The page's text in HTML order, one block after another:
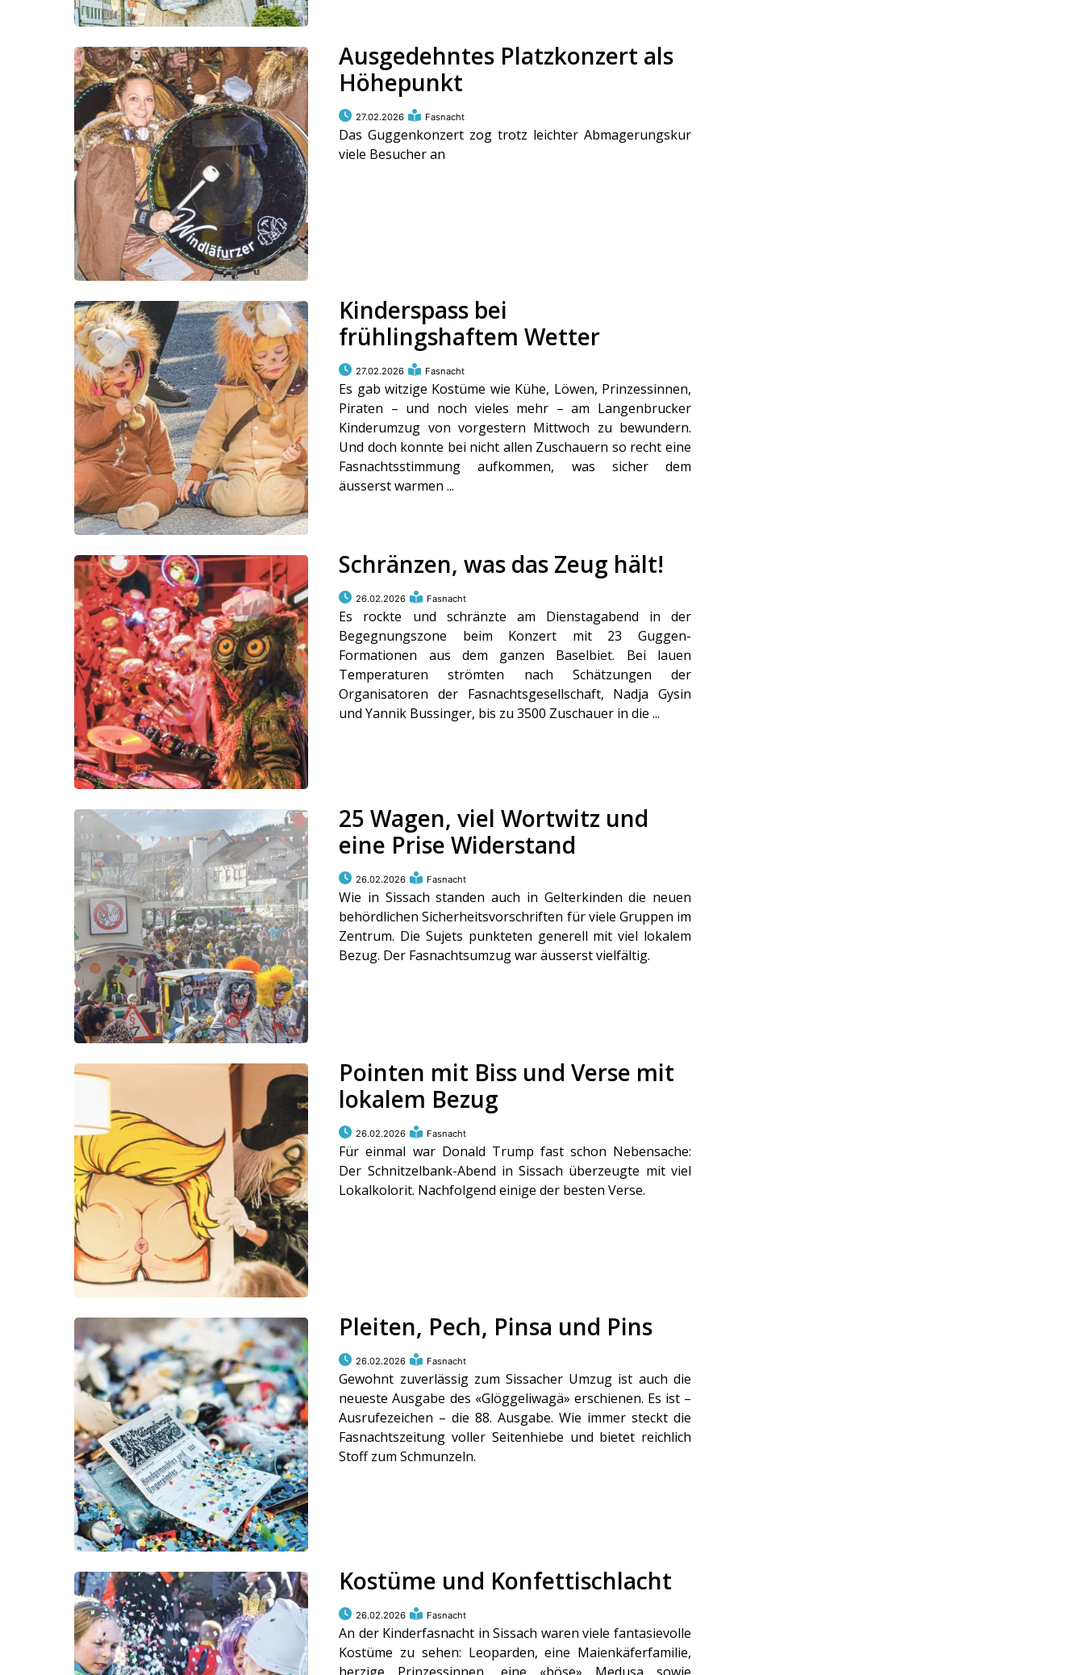
Ausgedehntes Platzkonzert als
Höhepunkt
27.02.2026 Fasnacht
Das Guggenkonzert zog trotz leichter Abmagerungskur
viele Besucher an
Kinderspass bei
frühlingshaftem Wetter
27.02.2026 Fasnacht
Es gab witzige Kostüme wie Kühe, Löwen, Prinzessinnen,
Piraten – und noch vieles mehr – am Langenbrucker
Kinderumzug von vorgestern Mittwoch zu bewundern.
Und doch konnte bei nicht allen Zuschauern so recht eine
Fasnachtsstimmung aufkommen, was sicher dem
äusserst warmen ...
Schränzen, was das Zeug hält!
26.02.2026 Fasnacht
Es rockte und schränzte am Dienstagabend in der
Begegnungszone beim Konzert mit 23 Guggen-
Formationen aus dem ganzen Baselbiet. Bei lauen
Temperaturen strömten nach Schätzungen der
Organisatoren der Fasnachtsgesellschaft, Nadja Gysin
und Yannik Bussinger, bis zu 3500 Zuschauer in die ...
25 Wagen, viel Wortwitz und
eine Prise Widerstand
26.02.2026 Fasnacht
Wie in Sissach standen auch in Gelterkinden die neuen
behördlichen Sicherheitsvorschriften für viele Gruppen im
Zentrum. Die Sujets punkteten generell mit viel lokalem
Bezug. Der Fasnachtsumzug war äusserst vielfältig.
Pointen mit Biss und Verse mit
lokalem Bezug
26.02.2026 Fasnacht
Für einmal war Donald Trump fast schon Nebensache:
Der Schnitzelbank-Abend in Sissach überzeugte mit viel
Lokalkolorit. Nachfolgend einige der besten Verse.
Pleiten, Pech, Pinsa und Pins
26.02.2026 Fasnacht
Gewohnt zuverlässig zum Sissacher Umzug ist auch die
neueste Ausgabe des «Glöggeliwagä» erschienen. Es ist –
Ausrufezeichen – die 88. Ausgabe. Wie immer steckt die
Fasnachtszeitung voller Seitenhiebe und bietet reichlich
Stoff zum Schmunzeln.
Kostüme und Konfettischlacht
26.02.2026 Fasnacht
An der Kinderfasnacht in Sissach waren viele fantasievolle
Kostüme zu sehen: Leoparden, eine Maienkäferfamilie,